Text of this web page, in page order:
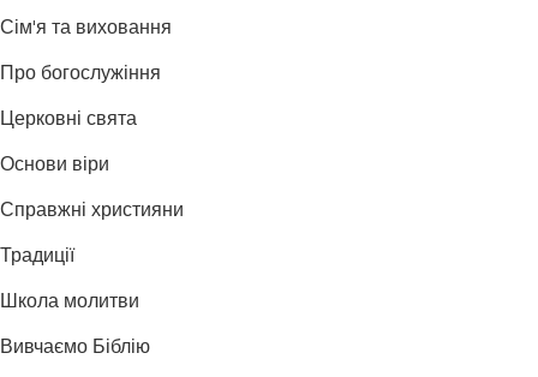
Сім'я та виховання
Про богослужіння
Церковні свята
Основи віри
Справжні християни
Традиції
Школа молитви
Вивчаємо Біблію